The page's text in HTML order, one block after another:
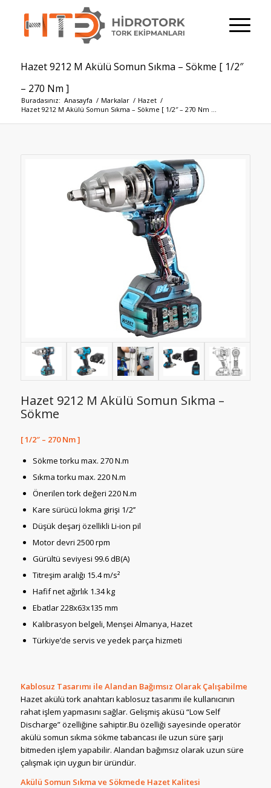
Hazet 9212 M Akülü Somun Sıkma – Sökme [ 1/2″
– 270 Nm ]
Buradasınız: Anasayfa / Markalar / Hazet /
Hazet 9212 M Akülü Somun Sıkma – Sökme [ 1/2″ – 270 Nm ...
Hazet 9212 M Akülü Somun Sıkma –
Sökme
[ 1/2″ – 270 Nm ]
Sökme torku max. 270 N.m
Sıkma torku max. 220 N.m
Önerilen tork değeri 220 N.m
Kare sürücü lokma girişi 1/2’’
Düşük deşarj özellikli Li-ion pil
Motor devri 2500 rpm
Gürültü seviyesi 99.6 dB(A)
Titreşim aralığı 15.4 m/s²
Hafif net ağırlık 1.34 kg
Ebatlar 228x63x135 mm
Kalibrasyon belgeli, Menşei Almanya, Hazet
Türkiye’de servis ve yedek parça hizmeti
Kablosuz Tasarımı ile Alandan Bağımsız Olarak Çalışabilme
Hazet akülü tork anahtarı kablosuz tasarımı ile kullanıcının
rahat işlem yapmasını sağlar. Gelişmiş aküsü “Low Self
Discharge” özelliğine sahiptir.Bu özelliği sayesinde operatör
akülü somun sıkma sökme tabancası ile uzun süre şarjı
bitmeden işlem yapabilir. Alandan bağımsız olarak uzun süre
çalışmak için uygun bir üründür.
Akülü Somun Sıkma ve Sökmede Hazet Kalitesi